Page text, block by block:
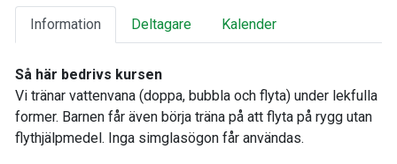
Information Deltagare Kalender
Så här bedrivs kursen
Vi tränar vattenvana (doppa, bubbla och flyta) under lekfulla
former. Barnen får även börja träna på att flyta på rygg utan
flythjälpmedel. Inga simglasögon får användas.